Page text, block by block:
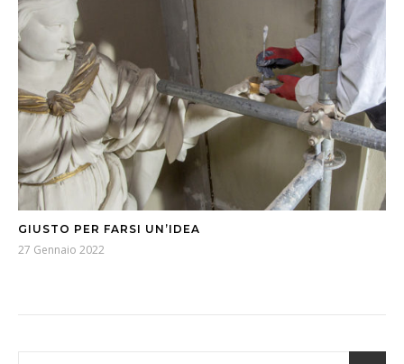
GIUSTO PER FARSI UN’IDEA
27 Gennaio 2022